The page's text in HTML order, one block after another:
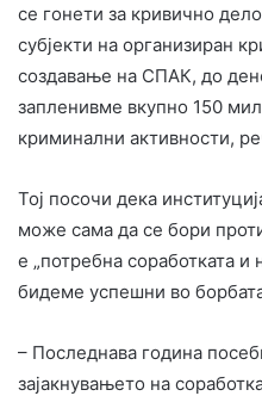
се гонети за кривично
субјекти на организиран
создавање на СПАК, до
запленивме вкупно 150
криминални активности,
Тој посочи дека
може сама да се бори
е „потребна соработката и
бидеме успешни во
– Последнава година
зајакнувањето на